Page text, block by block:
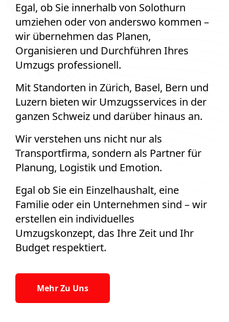
Egal, ob Sie innerhalb von Solothurn
umziehen oder von anderswo kommen –
wir übernehmen das Planen,
Organisieren und Durchführen Ihres
Umzugs professionell.
Mit Standorten in Zürich, Basel, Bern und
Luzern bieten wir Umzugsservices in der
ganzen Schweiz und darüber hinaus an.
Wir verstehen uns nicht nur als
Transportfirma, sondern als Partner für
Planung, Logistik und Emotion.
Egal ob Sie ein Einzelhaushalt, eine
Familie oder ein Unternehmen sind – wir
erstellen ein individuelles
Umzugskonzept, das Ihre Zeit und Ihr
Budget respektiert.
Mehr Zu Uns